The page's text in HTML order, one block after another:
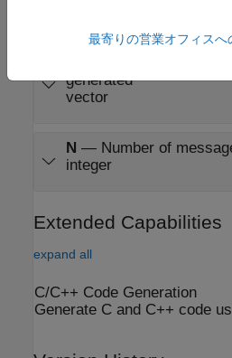
generated
vector
N — Number of
integer
Extended Capabilities
expand all
C/C++ Code Generation
Generate C and C++ code
最寄りの営業オフィスへ